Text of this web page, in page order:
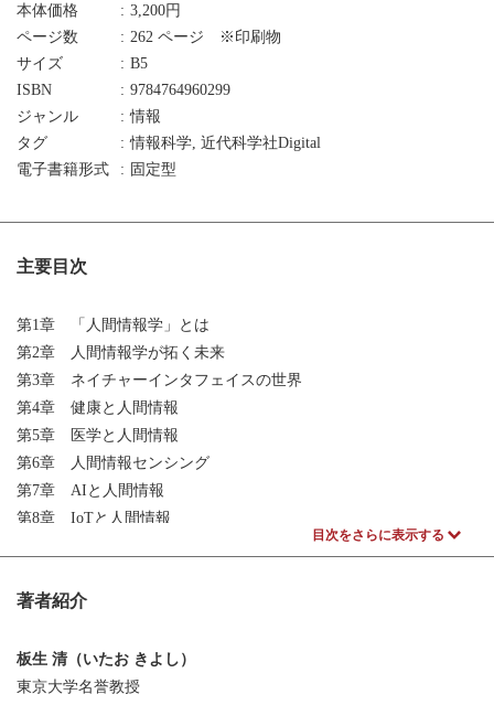
本体価格
3,200円
ページ数
262 ページ ※印刷物
サイズ
B5
ISBN
9784764960299
ジャンル
情報
タグ
情報科学, 近代科学社Digital
電子書籍形式
固定型
主要目次
第1章 「人間情報学」とは
第2章 人間情報学が拓く未来
第3章 ネイチャーインタフェイスの世界
第4章 健康と人間情報
第5章 医学と人間情報
第6章 人間情報センシング
第7章 AIと人間情報
第8章 IoTと人間情報
第11章 人間情報学をベースとしたICTビジネス
目次をさらに表示する
著者紹介
板生 清（いたお きよし）
東京大学名誉教授